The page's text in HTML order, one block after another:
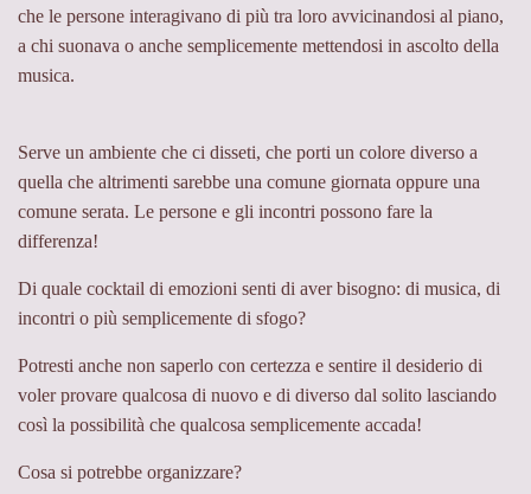
che le persone interagivano di più tra loro avvicinandosi al piano,
a chi suonava o anche semplicemente mettendosi in ascolto della
musica.
Serve un ambiente che ci disseti, che porti un colore diverso a
quella che altrimenti sarebbe una comune giornata oppure una
comune serata. Le persone e gli incontri possono fare la
differenza!
Di quale cocktail di emozioni senti di aver bisogno: di musica, di
incontri o più semplicemente di sfogo?
Potresti anche non saperlo con certezza e sentire il desiderio di
voler provare qualcosa di nuovo e di diverso dal solito lasciando
così la possibilità che qualcosa semplicemente accada!
Cosa si potrebbe organizzare?